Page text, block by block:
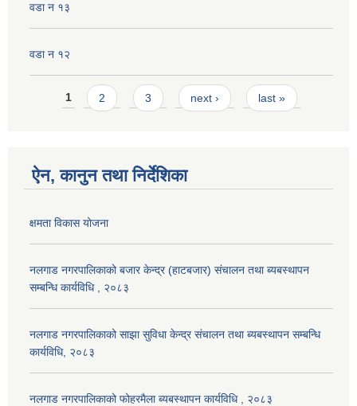
वडा न १३
वडा न १२
Pages
1 2 3 next › last »
ऐन, कानुन तथा निर्देशिका
क्षमता विकास योजना
नलगाड नगरपालिकाको बजार केन्द्र (हाटबजार) संचालन तथा ब्यबस्थापन
सम्बन्धि कार्यविधि , २०८३
नलगाड नगरपालिकाको साझा सुविधा केन्द्र संचालन तथा ब्यबस्थापन सम्बन्धि
कार्यविधि, २०८३
नलगाड नगरपालिकाको फोहरमैला ब्यबस्थापन कार्यविधि , २०८३